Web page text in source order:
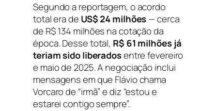
Segundo a reportagem, o acordo
total era de US$ 24 milhões— cerca
de R$ 134 milhões na cotação da
época. Desse total, R$ 61 milhões já
teriam sido liberadosentre fevereiro
e maio de 2025. A negociação inclui
mensagens em que Flávio chama
Vorcaro de “irmã” e diz “estou e
estarei contigo sempre”.